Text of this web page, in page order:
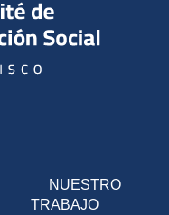
NUESTRO
TRABAJO